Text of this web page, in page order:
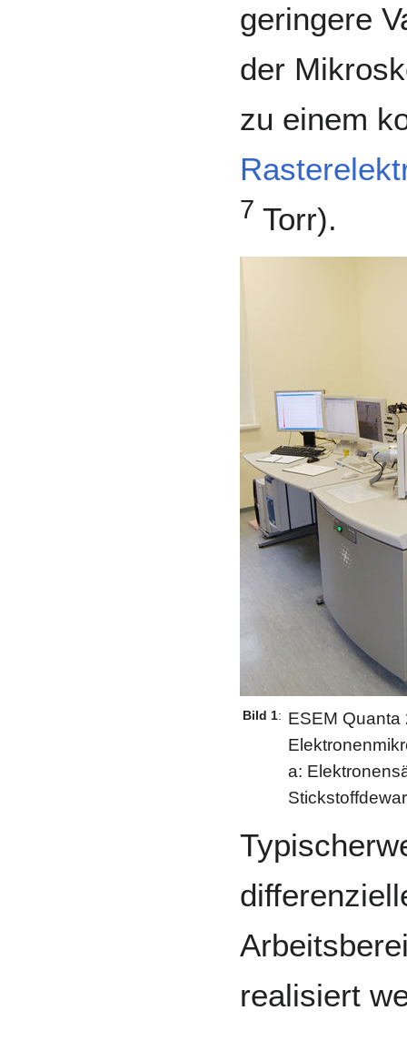
geringere
der
zu einem
7 Torr).
Bild 1: ESEM Quanta
a:
Stickstoffdewar
realisiert